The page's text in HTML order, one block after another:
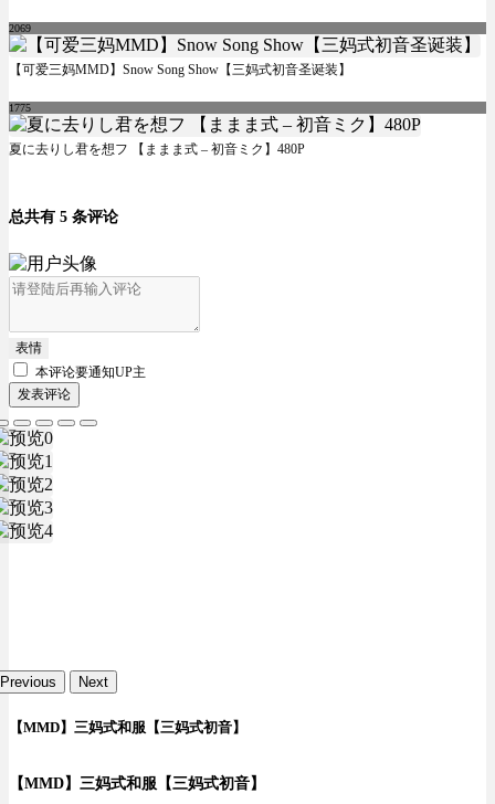
2069
【可爱三妈MMD】Snow Song Show【三妈式初音圣诞装】
1775
夏に去りし君を想フ 【ままま式 – 初音ミク】480P
总共有 5 条评论
表情
本评论要通知UP主
发表评论
Previous Next
【MMD】三妈式和服【三妈式初音】
【MMD】三妈式和服【三妈式初音】